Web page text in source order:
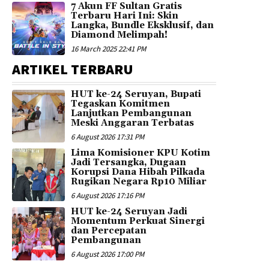
7 Akun FF Sultan Gratis
Terbaru Hari Ini: Skin
Langka, Bundle Eksklusif, dan
Diamond Melimpah!
16 March 2025 22:41 PM
ARTIKEL TERBARU
HUT ke-24 Seruyan, Bupati
Tegaskan Komitmen
Lanjutkan Pembangunan
Meski Anggaran Terbatas
6 August 2026 17:31 PM
Lima Komisioner KPU Kotim
Jadi Tersangka, Dugaan
Korupsi Dana Hibah Pilkada
Rugikan Negara Rp10 Miliar
6 August 2026 17:16 PM
HUT ke-24 Seruyan Jadi
Momentum Perkuat Sinergi
dan Percepatan
Pembangunan
6 August 2026 17:00 PM